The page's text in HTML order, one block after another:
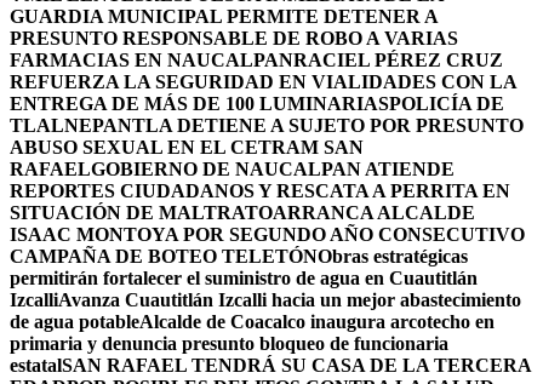
GUARDIA MUNICIPAL PERMITE DETENER A
PRESUNTO RESPONSABLE DE ROBO A VARIAS
FARMACIAS EN NAUCALPANRACIEL PÉREZ CRUZ
REFUERZA LA SEGURIDAD EN VIALIDADES CON LA
ENTREGA DE MÁS DE 100 LUMINARIASPOLICÍA DE
TLALNEPANTLA DETIENE A SUJETO POR PRESUNTO
ABUSO SEXUAL EN EL CETRAM SAN
RAFAELGOBIERNO DE NAUCALPAN ATIENDE
REPORTES CIUDADANOS Y RESCATA A PERRITA EN
SITUACIÓN DE MALTRATOARRANCA ALCALDE
ISAAC MONTOYA POR SEGUNDO AÑO CONSECUTIVO
CAMPAÑA DE BOTEO TELETÓNObras estratégicas
permitirán fortalecer el suministro de agua en Cuautitlán
IzcalliAvanza Cuautitlán Izcalli hacia un mejor abastecimiento
de agua potableAlcalde de Coacalco inaugura arcotecho en
primaria y denuncia presunto bloqueo de funcionaria
estatalSAN RAFAEL TENDRÁ SU CASA DE LA TERCERA